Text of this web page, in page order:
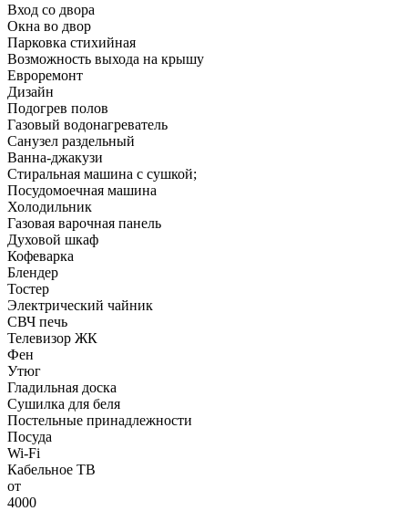
Вход со двора
Окна во двор
Парковка стихийная
Возможность выхода на крышу
Евроремонт
Дизайн
Подогрев полов
Газовый водонагреватель
Санузел раздельный
Ванна-джакузи
Стиральная машина с сушкой;
Посудомоечная машина
Холодильник
Газовая варочная панель
Духовой шкаф
Кофеварка
Блендер
Тостер
Электрический чайник
СВЧ печь
Телевизор ЖК
Фен
Утюг
Гладильная доска
Сушилка для беля
Постельные принадлежности
Посуда
Wi-Fi
Кабельное ТВ
от
4000